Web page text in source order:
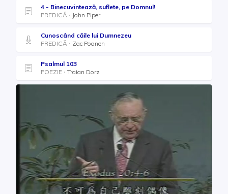
4 - Binecuvintează, suflete, pe Domnul!
PREDICĂ
John Piper
Cunoscând căile lui Dumnezeu
PREDICĂ
Zac Poonen
Psalmul 103
POEZIE
Traian Dorz